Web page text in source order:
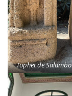
Tophet de